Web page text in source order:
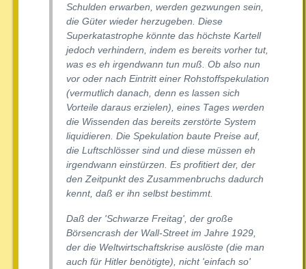
Schulden erwarben, werden gezwungen sein,
die Güter wieder herzugeben. Diese
Superkatastrophe könnte das höchste Kartell
jedoch verhindern, indem es bereits vorher tut,
was es eh irgendwann tun muß. Ob also nun
vor oder nach Eintritt einer Rohstoffspekulation
(vermutlich danach, denn es lassen sich
Vorteile daraus erzielen), eines Tages werden
die Wissenden das bereits zerstörte System
liquidieren. Die Spekulation baute Preise auf,
die Luftschlösser sind und diese müssen eh
irgendwann einstürzen. Es profitiert der, der
den Zeitpunkt des Zusammenbruchs dadurch
kennt, daß er ihn selbst bestimmt.
Daß der 'Schwarze Freitag', der große
Börsencrash der Wall-Street im Jahre 1929,
der die Weltwirtschaftskrise auslöste (die man
auch für Hitler benötigte), nicht 'einfach so'